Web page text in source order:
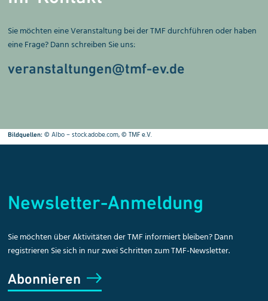
Sie möchten eine Veranstaltung bei der TMF durchführen oder haben
eine Frage? Dann schreiben Sie uns:
veranstaltungen@tmf-ev.de
Bildquellen: ©Albo – stock.adobe.com, © TMF e.V.
Newsletter-Anmeldung
Sie möchten über Aktivitäten der TMF informiert bleiben? Dann
registrieren Sie sich in nur zwei Schritten zum TMF-Newsletter.
Abonnieren